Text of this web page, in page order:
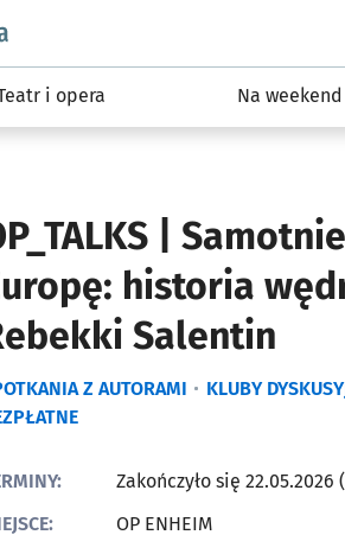
podserwis: Wydarzenia
i opera Na weekend
|
historia
Salentin
Z AUTORAMI KLUBY
Zakończyło się
OP ENHEIM